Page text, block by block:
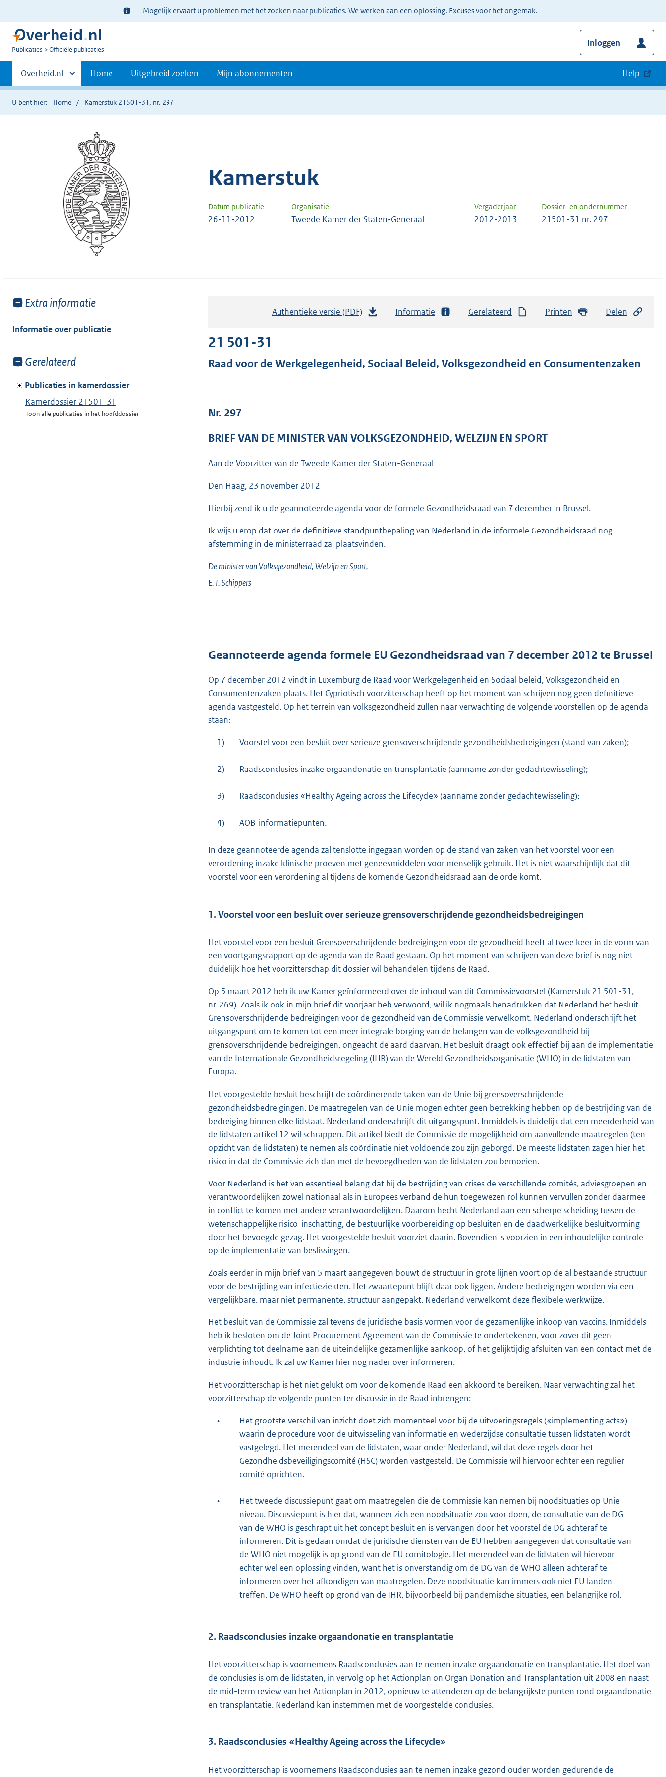
Ter
informatie:
Mogelijk ervaart u problemen met het zoeken naar publicaties. We werken aan een oplossing. Excuses voor het ongemak.
U
Publicaties Officiële publicaties
Inloggen
Primaire
navigatie
Andere
sites
binnen
Overheid.nl Home Uitgebreid zoeken Mijn abonnementen Help
U bent hier: Home Kamerstuk 21501-31, nr. 297
Kamerstuk
Datum publicatie Organisatie Vergaderjaar Dossier- en ondernummer
26-11-2012 Tweede Kamer der Staten-Generaal 2012-2013 21501-31 nr. 297
Toon
van:
Extra informatie
Informatie over publicatie
Toon
van:
Gerelateerd
Publicaties in kamerdossier
Kamerdossier 21501-31
Toon alle publicaties in het hoofddossier
Authentieke versie (PDF)
a
r
o
5
0
b
Informatie Gerelateerd Printen Delen
21 501-31
Raad voor de Werkgelegenheid, Sociaal Beleid, Volksgezondheid en Consumentenzaken
Nr. 297
BRIEF VAN DE MINISTER VAN VOLKSGEZONDHEID, WELZIJN EN SPORT
Aan de Voorzitter van de Tweede Kamer der Staten-Generaal
Den Haag, 23 november 2012
Hierbij zend ik u de geannoteerde agenda voor de formele Gezondheidsraad van 7 december in Brussel.
Ik wijs u erop dat over de definitieve standpuntbepaling van Nederland in de informele Gezondheidsraad nog
afstemming in de ministerraad zal plaatsvinden.
De minister van Volksgezondheid, Welzijn en Sport,
E. I.Schippers
Geannoteerde agenda formele EU Gezondheidsraad van 7 december 2012 te Brussel
Op 7 december 2012 vindt in Luxemburg de Raad voor Werkgelegenheid en Sociaal beleid, Volksgezondheid en
Consumentenzaken plaats. Het Cypriotisch voorzitterschap heeft op het moment van schrijven nog geen definitieve
agenda vastgesteld. Op het terrein van volksgezondheid zullen naar verwachting de volgende voorstellen op de agenda
staan:
1) Voorstel voor een besluit over serieuze grensoverschrijdende gezondheidsbedreigingen (stand van zaken);
2) Raadsconclusies inzake orgaandonatie en transplantatie (aanname zonder gedachtewisseling);
3) Raadsconclusies «Healthy Ageing across the Lifecycle» (aanname zonder gedachtewisseling);
4) AOB-informatiepunten.
In deze geannoteerde agenda zal tenslotte ingegaan worden op de stand van zaken van het voorstel voor een
verordening inzake klinische proeven met geneesmiddelen voor menselijk gebruik. Het is niet waarschijnlijk dat dit
voorstel voor een verordening al tijdens de komende Gezondheidsraad aan de orde komt.
1. Voorstel voor een besluit over serieuze grensoverschrijdende gezondheidsbedreigingen
Het voorstel voor een besluit Grensoverschrijdende bedreigingen voor de gezondheid heeft al twee keer in de vorm van
een voortgangsrapport op de agenda van de Raad gestaan. Op het moment van schrijven van deze brief is nog niet
duidelijk hoe het voorzitterschap dit dossier wil behandelen tijdens de Raad.
Op 5 maart 2012 heb ik uw Kamer geïnformeerd over de inhoud van dit Commissievoorstel (Kamerstuk 21 501-31,
nr. 269). Zoals ik ook in mijn brief dit voorjaar heb verwoord, wil ik nogmaals benadrukken dat Nederland het besluit
Grensoverschrijdende bedreigingen voor de gezondheid van de Commissie verwelkomt. Nederland onderschrijft het
uitgangspunt om te komen tot een meer integrale borging van de belangen van de volksgezondheid bij
grensoverschrijdende bedreigingen, ongeacht de aard daarvan. Het besluit draagt ook effectief bij aan de implementatie
van de Internationale Gezondheidsregeling (IHR) van de Wereld Gezondheidsorganisatie (WHO) in de lidstaten van
Europa.
Het voorgestelde besluit beschrijft de coördinerende taken van de Unie bij grensoverschrijdende
gezondheidsbedreigingen. De maatregelen van de Unie mogen echter geen betrekking hebben op de bestrijding van de
bedreiging binnen elke lidstaat. Nederland onderschrijft dit uitgangspunt. Inmiddels is duidelijk dat een meerderheid van
de lidstaten artikel 12 wil schrappen. Dit artikel biedt de Commissie de mogelijkheid om aanvullende maatregelen (ten
opzicht van de lidstaten) te nemen als coördinatie niet voldoende zou zijn geborgd. De meeste lidstaten zagen hier het
risico in dat de Commissie zich dan met de bevoegdheden van de lidstaten zou bemoeien.
Voor Nederland is het van essentieel belang dat bij de bestrijding van crises de verschillende comités, adviesgroepen en
verantwoordelijken zowel nationaal als in Europees verband de hun toegewezen rol kunnen vervullen zonder daarmee
in conflict te komen met andere verantwoordelijken. Daarom hecht Nederland aan een scherpe scheiding tussen de
wetenschappelijke risico-inschatting, de bestuurlijke voorbereiding op besluiten en de daadwerkelijke besluitvorming
door het bevoegde gezag. Het voorgestelde besluit voorziet daarin. Bovendien is voorzien in een inhoudelijke controle
op de implementatie van beslissingen.
Zoals eerder in mijn brief van 5 maart aangegeven bouwt de structuur in grote lijnen voort op de al bestaande structuur
voor de bestrijding van infectieziekten. Het zwaartepunt blijft daar ook liggen. Andere bedreigingen worden via een
vergelijkbare, maar niet permanente, structuur aangepakt. Nederland verwelkomt deze flexibele werkwijze.
Het besluit van de Commissie zal tevens de juridische basis vormen voor de gezamenlijke inkoop van vaccins. Inmiddels
heb ik besloten om de Joint Procurement Agreement van de Commissie te ondertekenen, voor zover dit geen
verplichting tot deelname aan de uiteindelijke gezamenlijke aankoop, of het gelijktijdig afsluiten van een contact met de
industrie inhoudt. Ik zal uw Kamer hier nog nader over informeren.
Het voorzitterschap is het niet gelukt om voor de komende Raad een akkoord te bereiken. Naar verwachting zal het
voorzitterschap de volgende punten ter discussie in de Raad inbrengen:
•
Het grootste verschil van inzicht doet zich momenteel voor bij de uitvoeringsregels («implementing acts»)
waarin de procedure voor de uitwisseling van informatie en wederzijdse consultatie tussen lidstaten wordt
vastgelegd. Het merendeel van de lidstaten, waar onder Nederland, wil dat deze regels door het
Gezondheidsbeveiligingscomité (HSC) worden vastgesteld. De Commissie wil hiervoor echter een regulier
comité oprichten.
•
Het tweede discussiepunt gaat om maatregelen die de Commissie kan nemen bij noodsituaties op Unie
niveau. Discussiepunt is hier dat, wanneer zich een noodsituatie zou voor doen, de consultatie van de DG
van de WHO is geschrapt uit het concept besluit en is vervangen door het voorstel de DG achteraf te
informeren. Dit is gedaan omdat de juridische diensten van de EU hebben aangegeven dat consultatie van
de WHO niet mogelijk is op grond van de EU comitologie. Het merendeel van de lidstaten wil hiervoor
echter wel een oplossing vinden, want het is onverstandig om de DG van de WHO alleen achteraf te
informeren over het afkondigen van maatregelen. Deze noodsituatie kan immers ook niet EU landen
treffen. De WHO heeft op grond van de IHR, bijvoorbeeld bij pandemische situaties, een belangrijke rol.
2. Raadsconclusies inzake orgaandonatie en transplantatie
Het voorzitterschap is voornemens Raadsconclusies aan te nemen inzake orgaandonatie en transplantatie. Het doel van
de conclusies is om de lidstaten, in vervolg op het Actionplan on Organ Donation and Transplantation uit 2008 en naast
de mid-term review van het Actionplan in 2012, opnieuw te attenderen op de belangrijkste punten rond orgaandonatie
en transplantatie. Nederland kan instemmen met de voorgestelde conclusies.
3. Raadsconclusies «Healthy Ageing across the Lifecycle»
Het voorzitterschap is voornemens Raadsconclusies aan te nemen inzake gezond ouder worden gedurende de